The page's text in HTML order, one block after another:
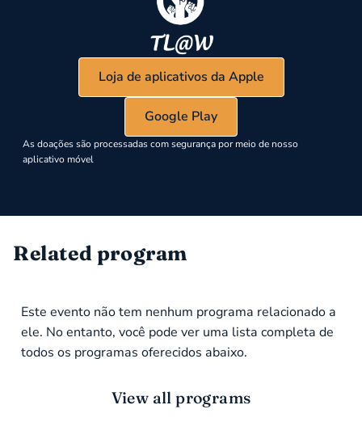
Loja de aplicativos da Apple
Google Play
As doações são processadas com segurança por meio de nosso
aplicativo móvel
Related program
Este evento não tem nenhum programa relacionado a
ele. No entanto, você pode ver uma lista completa de
todos os programas oferecidos abaixo.
View all programs